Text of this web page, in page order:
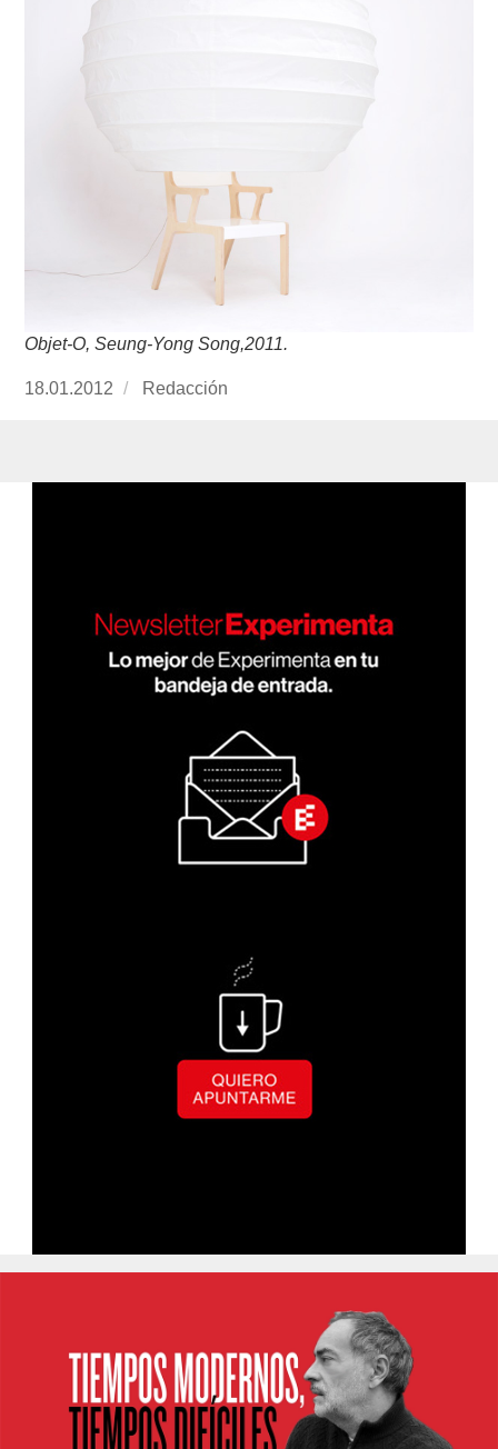
Objet-O, Seung-Yong Song,2011.
Publicado
18.01.2012 https://www.experimenta.es/author/redaccion/
Redacción